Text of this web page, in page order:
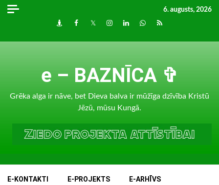
Skip
6. augusts, 2026
DraugiemFacebook
TwitterInstagram
LinkedInwhatsapp
RSS
e – BAZNĪCA ✞
Grēka alga ir nāve, bet Dieva balva ir mūžīga dzīvība Kristū
Jēzū, mūsu Kungā.
E-KONTAKTI E-PROJEKTS E-ARHĪVS